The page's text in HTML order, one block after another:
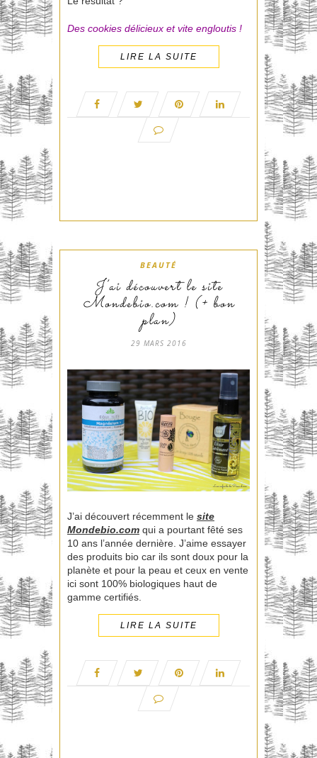
Des cookies délicieux et vite engloutis !
LIRE LA SUITE
BEAUTÉ
J’ai découvert le site
Mondebio.com ! (+ bon
plan)
29 MARS 2016
J’ai découvert récemment le site
Mondebio.com qui a pourtant fêté ses
10 ans l’année dernière. J’aime essayer
des produits bio car ils sont doux pour la
planète et pour la peau et ceux en vente
ici sont 100% biologiques haut de
gamme certifiés.
LIRE LA SUITE